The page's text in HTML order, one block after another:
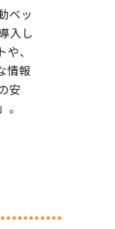
ベッ
入し
、
情報
安